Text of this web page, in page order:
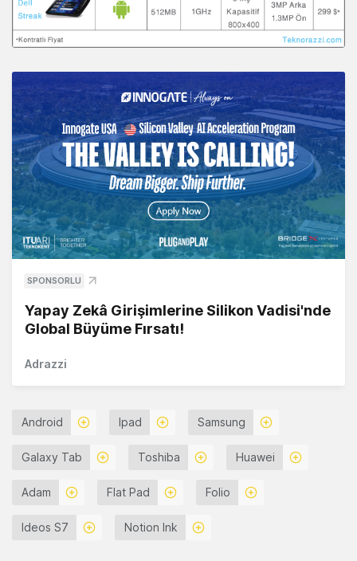
SPONSORLU
Yapay Zekâ Girişimlerine Silikon Vadisi'nde
Global Büyüme Fırsatı!
Adrazzi
Android Ipad Samsung
Galaxy Tab Toshiba Huawei
Adam Flat Pad Folio
Ideos S7 Notion Ink